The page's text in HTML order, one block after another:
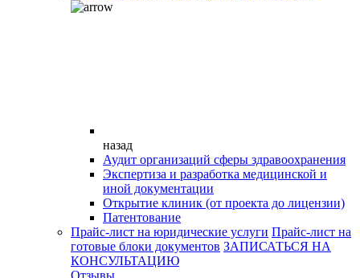
назад
Аудит организаций сферы здравоохранения
Экспертиза и разработка медицинской и
иной документации
Открытие клиник (от проекта до лицензии)
Патентование
Прайс-лист на юридические услуги Прайс-лист на
готовые блоки документов ЗАПИСАТЬСЯ НА
КОНСУЛЬТАЦИЮ
Отзывы